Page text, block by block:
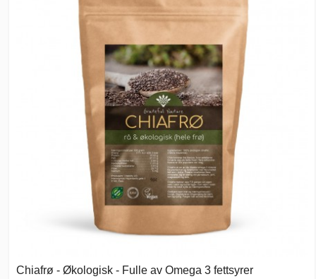
Chiafrø - Økologisk - Fulle av Omega 3 fettsyrer